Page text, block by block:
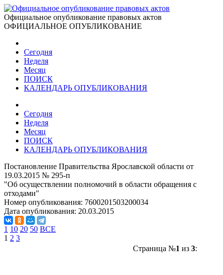
Официальное опубликование правовых актов
ОФИЦИАЛЬНОЕ ОПУБЛИКОВАНИЕ
Сегодня
Неделя
Месяц
ПОИСК
КАЛЕНДАРЬ ОПУБЛИКОВАНИЯ
Сегодня
Неделя
Месяц
ПОИСК
КАЛЕНДАРЬ ОПУБЛИКОВАНИЯ
Постановление Правительства Ярославской области от
19.03.2015 № 295-п
"Об осуществлении полномочий в области обращения с
отходами"
Номер опубликования: 7600201503200034
Дата опубликования: 20.03.2015
1 10 20 50 ВСЕ
1 2 3
Страница №1 из 3: